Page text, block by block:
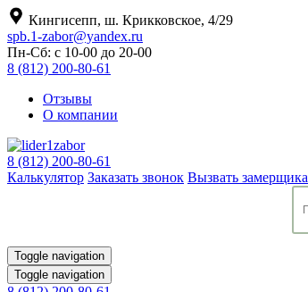
Кингисепп, ш. Крикковское, 4/29
spb.1-zabor@yandex.ru
Пн-Сб: с 10-00 до 20-00
8 (812) 200-80-61
Отзывы
О компании
8 (812) 200-80-61
Калькулятор Заказать звонок Вызвать замерщика
Toggle navigation
Toggle navigation